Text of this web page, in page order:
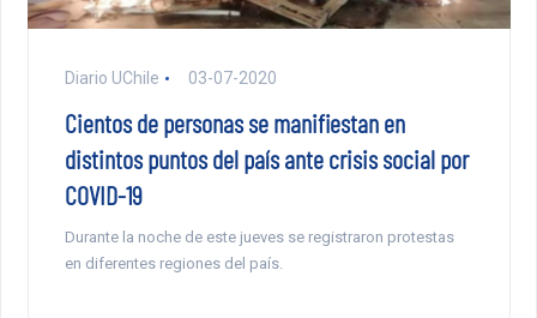
Diario UChile 03-07-2020
Cientos de personas se manifiestan en
distintos puntos del país ante crisis social por
COVID-19
Durante la noche de este jueves se registraron protestas
en diferentes regiones del país.